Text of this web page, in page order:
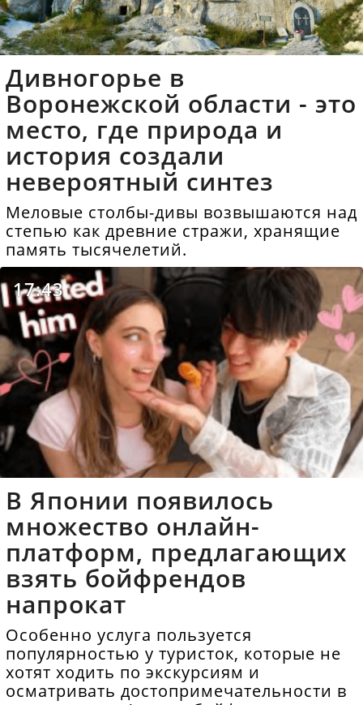
Дивногорье в
Воронежской области - это
место, где природа и
история создали
невероятный синтез
Меловые столбы-дивы возвышаются над
степью как древние стражи, хранящие
память тысячелетий.
17:43
В Японии появилось
множество онлайн-
платформ, предлагающих
взять бойфрендов
напрокат
Особенно услуга пользуется
популярностью у туристок, которые не
хотят ходить по экскурсиям и
осматривать достопримечательности в